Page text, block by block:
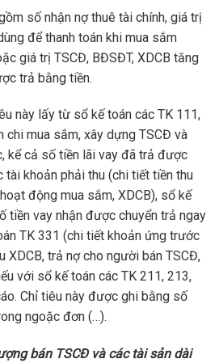
số nhận nợ thuê tài chính, giá trị
để thanh toán khi mua sắm
giá trị TSCĐ, BĐSĐT, XDCB tăng
trả bằng tiền.
này lấy từ sổ kế toán các TK 111,
chi mua sắm, xây dựng TSCĐ và
kể cả số tiền lãi vay đã trả được
tài khoản phải thu (chi tiết tiền thu
động mua sắm, XDCB), sổ kế
tiền vay nhận được chuyển trả ngay
TK 331 (chi tiết khoản ứng trước
XDCB, trả nợ cho người bán TSCĐ,
với sổ kế toán các TK 211, 213,
Chỉ tiêu này được ghi bằng số
ngoặc đơn (…).
bán TSCĐ và các tài sản dài